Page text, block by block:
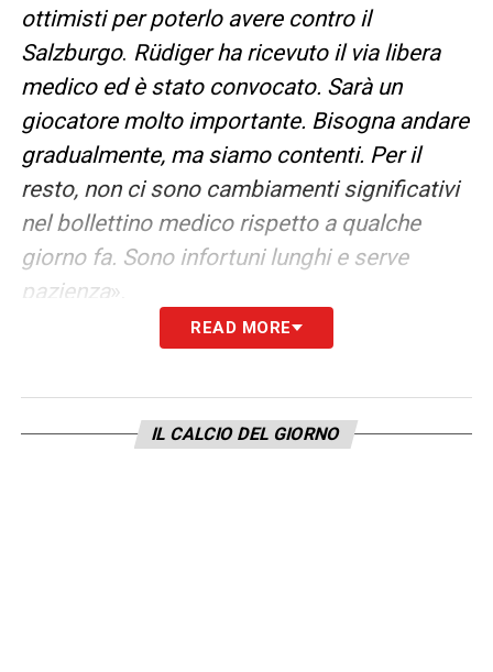
ottimisti per poterlo avere contro il
Salzburgo. Rüdiger ha ricevuto il via libera
medico ed è stato convocato. Sarà un
giocatore molto importante. Bisogna andare
gradualmente, ma siamo contenti. Per il
resto, non ci sono cambiamenti significativi
nel bollettino medico rispetto a qualche
giorno fa. Sono infortuni lunghi e serve
pazienza».
READ MORE
IL CALCIO DEL GIORNO